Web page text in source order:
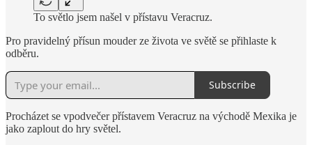
To světlo jsem našel v přístavu Veracruz.
Pro pravidelný přísun mouder ze života ve světě se přihlaste k
odběru.
Subscribe
Procházet se vpodvečer přístavem Veracruz na východě Mexika je
jako zaplout do hry světel.